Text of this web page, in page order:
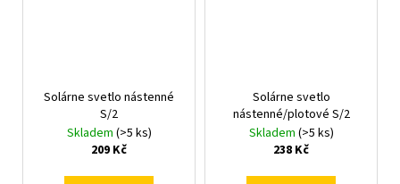
Solárne svetlo nástenné
S/2
Skladem (>5 ks)
209 Kč
Solárne svetlo
nástenné/plotové S/2
Skladem (>5 ks)
238 Kč